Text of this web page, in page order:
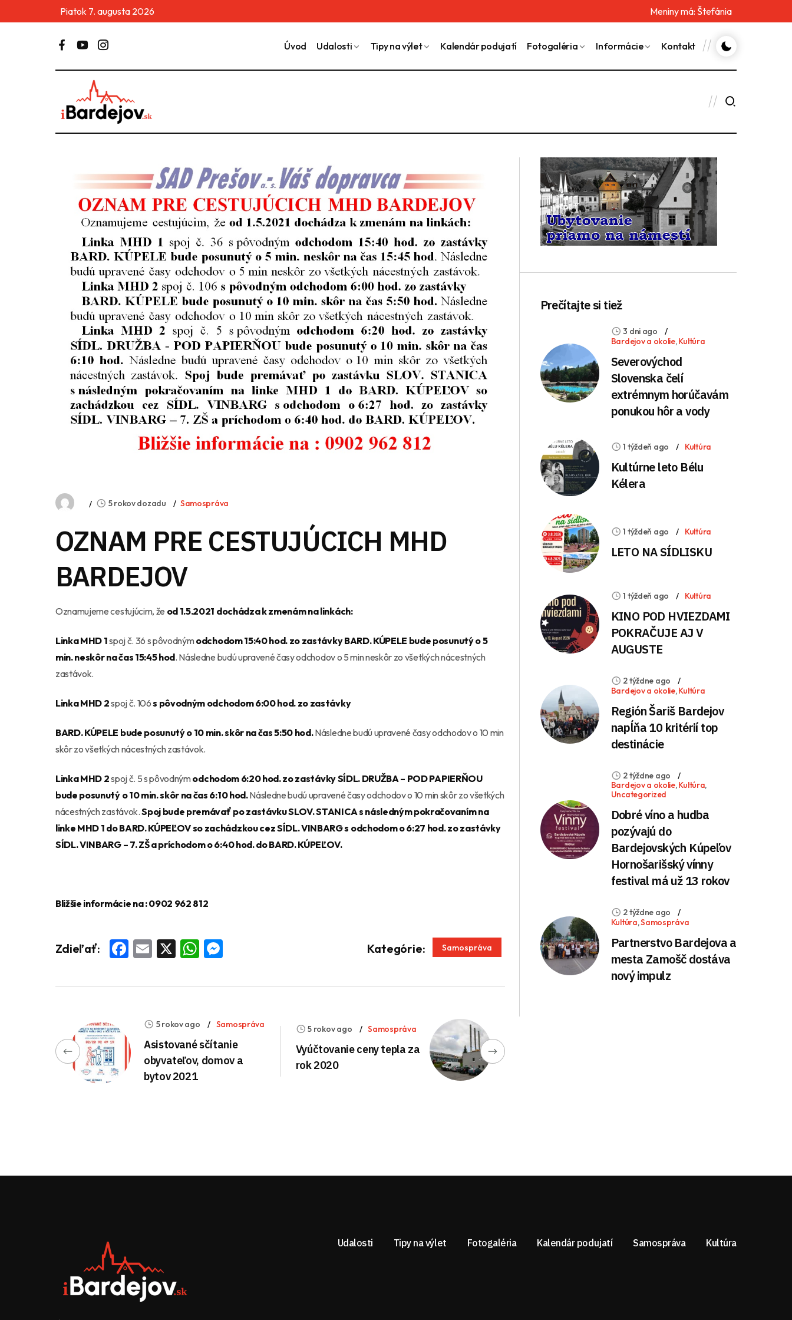
Piatok 7. augusta 2026 Meniny má: Štefánia
Úvod Udalosti Tipy na výlet Kalendár podujatí Fotogaléria Informácie Kontakt
5 rokov dozadu Samospráva
OZNAM PRE CESTUJÚCICH MHD
BARDEJOV
Oznamujeme cestujúcim, že od 1.5.2021 dochádza k zmenám na linkách:
Linka MHD 1spoj č. 36 s pôvodnýmodchodom 15:40 hod. zo zastávky BARD. KÚPELE bude posunutý o 5
min. neskôr na čas 15:45 hod. Následne budú upravené časy odchodov o 5 min neskôr zo všetkých nácestných
zastávok.
Linka MHD 2spoj č. 106s pôvodným odchodom 6:00 hod. zo zastávky
BARD. KÚPELE bude posunutý o 10 min. skôr na čas 5:50 hod.Následne budú upravené časy odchodov o 10 min
skôr zo všetkých nácestných zastávok.
Linka MHD 2spoj č. 5 s pôvodnýmodchodom 6:20 hod. zo zastávky SÍDL. DRUŽBA – POD PAPIERŇOU
bude posunutý o 10 min. skôr na čas 6:10 hod.Následne budú upravené časy odchodov o 10 min skôr zo všetkých
nácestných zastávok.Spoj bude premávať po zastávku SLOV. STANICA s následným pokračovaním na
linke MHD 1 do BARD. KÚPEĽOV so zachádzkou cez SÍDL. VINBARG s odchodom o 6:27 hod. zo zastávky
SÍDL. VINBARG – 7. ZŠ a príchodom o 6:40 hod. do BARD. KÚPEĽOV.
Bližšie informácie na: 0902 962 812
Zdieľať: Facebook
Email
X WhatsApp
Messenger Kategórie: Samospráva
5 rokov ago Samospráva
Asistované sčítanie
obyvateľov, domov a
bytov 2021
5 rokov ago Samospráva
Vyúčtovanie ceny tepla za
rok 2020
Prečítajte si tiež
3 dni ago
Bardejov a okolie,Kultúra
Severovýchod
Slovenska čelí
extrémnym horúčavám
ponukou hôr a vody
1 týždeň ago Kultúra
Kultúrne leto Bélu
Kélera
1 týždeň ago Kultúra
LETO NA SÍDLISKU
1 týždeň ago Kultúra
KINO POD HVIEZDAMI
POKRAČUJE AJ V
AUGUSTE
2 týždne ago
Bardejov a okolie,Kultúra
Región Šariš Bardejov
napĺňa 10 kritérií top
destinácie
2 týždne ago
Bardejov a okolie,Kultúra,
Uncategorized
Dobré víno a hudba
pozývajú do
Bardejovských Kúpeľov
Hornošarišský vínny
festival má už 13 rokov
2 týždne ago
Kultúra,Samospráva
Partnerstvo Bardejova a
mesta Zamošč dostáva
nový impulz
Udalosti Tipy na výlet Fotogaléria Kalendár podujatí Samospráva Kultúra